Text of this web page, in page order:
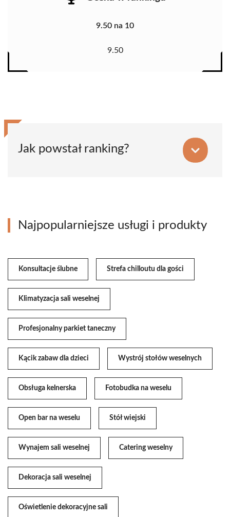
9.50 na 10
9.50
Jak powstał ranking?
Najpopularniejsze usługi i produkty
Konsultacje ślubne Strefa chilloutu dla gości
Klimatyzacja sali weselnej
Profesjonalny parkiet taneczny
Kącik zabaw dla dzieci Wystrój stołów weselnych
Obsługa kelnerska Fotobudka na weselu
Open bar na weselu Stół wiejski
Wynajem sali weselnej Catering weselny
Dekoracja sali weselnej
Oświetlenie dekoracyjne sali